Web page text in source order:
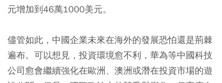
元增加到46萬1000美元。
儘管如此，中國企業未來在海外的發展恐怕還是荊棘
遍布。可以想見，投資環境愈不利，華為等中國科技
公司愈會繼續強化在歐洲、澳洲或潛在投資市場的遊